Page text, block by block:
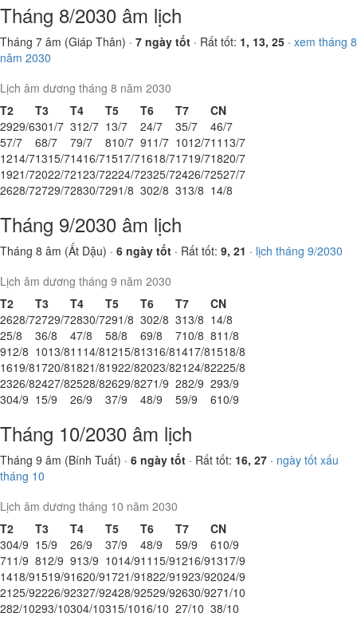
Tháng 8/2030 âm lịch
Tháng 7 âm (Giáp Thân) · 7 ngày tốt · Rất tốt: 1, 13, 25 · xem tháng 8
năm 2030
Lịch âm dương tháng 8 năm 2030
T2
T3 T4 T5 T6 T7
CN
2929/6301/7 312/7 13/7 24/7 35/7 46/7
57/7 68/7 79/7 810/7 911/7 1012/711 13/7
1214/71315/71416/71517/71618/71719/71820/7
1921/72022/72123/72224/72325/72426/72527/7
2628/72729/72830/7291/8 302/8 313/8 14/8
Tháng 9/2030 âm lịch
Tháng 8 âm (Ất Dậu) · 6 ngày tốt · Rất tốt: 9, 21 · lịch tháng 9/2030
Lịch âm dương tháng 9 năm 2030
T2
T3 T4 T5 T6 T7
CN
2628/72729/72830/7291/8 302/8 313/8 14/8
25/8 36/8 47/8 58/8 69/8 710/8 811/8
912/8 1013/811 14/81215/81316/81417/81518/8
1619/81720/81821/81922/82023/82124/82225/8
2326/82427/82528/82629/8271/9 282/9 293/9
304/9 15/9 26/9 37/9 48/9 59/9 610/9
Tháng 10/2030 âm lịch
Tháng 9 âm (Bính Tuất) · 6 ngày tốt · Rất tốt: 16, 27 · ngày tốt xấu
tháng 10
Lịch âm dương tháng 10 năm 2030
T2
T3 T4 T5 T6 T7
CN
304/9 15/9 26/9 37/9 48/9 59/9 610/9
711/9 812/9 913/9 1014/911 15/91216/91317/9
1418/91519/91620/91721/91822/91923/92024/9
2125/92226/92327/92428/92529/92630/9271/10
282/10293/10304/10315/1016/10 27/10 38/10